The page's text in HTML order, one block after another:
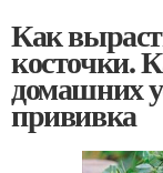
Как
косточки.
домашних
прививка